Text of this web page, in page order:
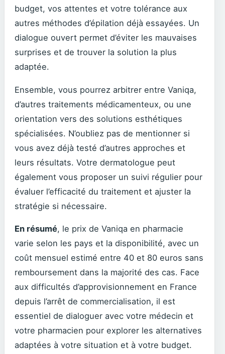
budget, vos attentes et votre tolérance aux
autres méthodes d’épilation déjà essayées. Un
dialogue ouvert permet d’éviter les mauvaises
surprises et de trouver la solution la plus
adaptée.
Ensemble, vous pourrez arbitrer entre Vaniqa,
d’autres traitements médicamenteux, ou une
orientation vers des solutions esthétiques
spécialisées. N’oubliez pas de mentionner si
vous avez déjà testé d’autres approches et
leurs résultats. Votre dermatologue peut
également vous proposer un suivi régulier pour
évaluer l’efficacité du traitement et ajuster la
stratégie si nécessaire.
En résumé, le prix de Vaniqa en pharmacie
varie selon les pays et la disponibilité, avec un
coût mensuel estimé entre 40 et 80 euros sans
remboursement dans la majorité des cas. Face
aux difficultés d’approvisionnement en France
depuis l’arrêt de commercialisation, il est
essentiel de dialoguer avec votre médecin et
votre pharmacien pour explorer les alternatives
adaptées à votre situation et à votre budget.